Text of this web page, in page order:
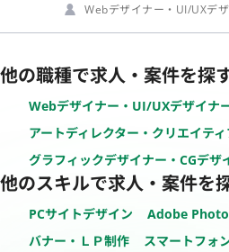
Webデザイナー・UI/UXデ
他の職種で求人・案件を探
Webデザイナー・UI/UXデザイナ
アートディレクター・クリエイテ
グラフィックデザイナー・CGデザ
他のスキルで求人・案件を
PCサイトデザイン Adobe
バナー・ＬＰ制作
スマートフォ